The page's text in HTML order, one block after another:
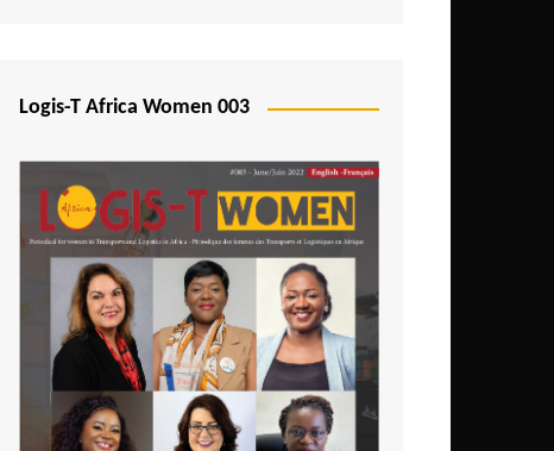
Logis-T Africa Women 003